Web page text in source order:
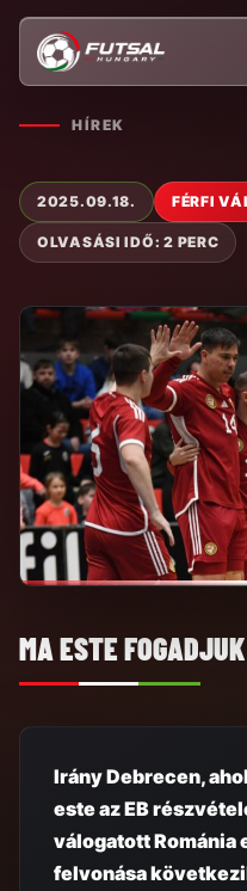
HÍREK
2025.09.18. FÉRFI
OLVASÁSI IDŐ: 2 PERC
MA ESTE
Irány Debrecen,
este az EB
válogatott Románia
felvonása